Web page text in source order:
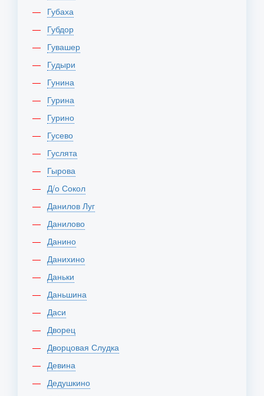
Губаха
Губдор
Гувашер
Гудыри
Гунина
Гурина
Гурино
Гусево
Гуслята
Гырова
Д/о Сокол
Данилов Луг
Данилово
Данино
Данихино
Даньки
Даньшина
Даси
Дворец
Дворцовая Слудка
Девина
Дедушкино